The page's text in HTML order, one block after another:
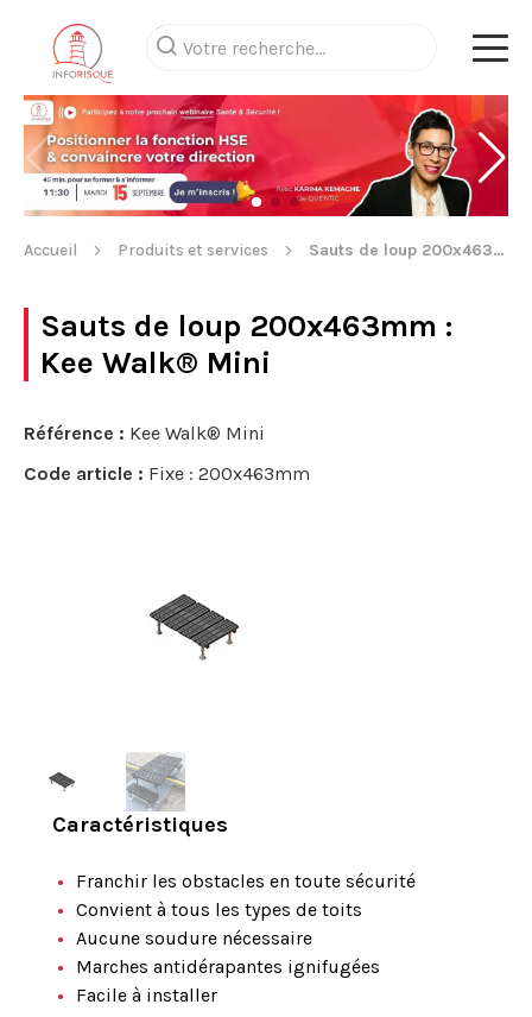
Accueil Produits et services Sauts de loup 200x463mm
Sauts de loup 200x463mm :
Kee Walk® Mini
Référence : Kee Walk® Mini
Code article : Fixe : 200x463mm
Caractéristiques
Franchir les obstacles en toute sécurité
Convient à tous les types de toits
Aucune soudure nécessaire
Marches antidérapantes ignifugées
Facile à installer